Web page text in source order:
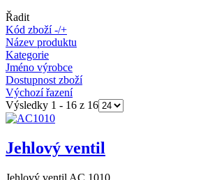
Řadit
Kód zboží -/+
Název produktu
Kategorie
Jméno výrobce
Dostupnost zboží
Výchozí řazení
Výsledky 1 - 16 z 16
Jehlový ventil